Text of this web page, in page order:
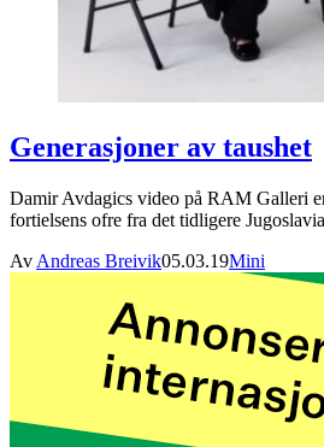
Generasjoner av taushet
Damir Avdagics video på RAM Galleri
fortielsens ofre fra det tidligere
Av Andreas Breivik05.03.19Mini